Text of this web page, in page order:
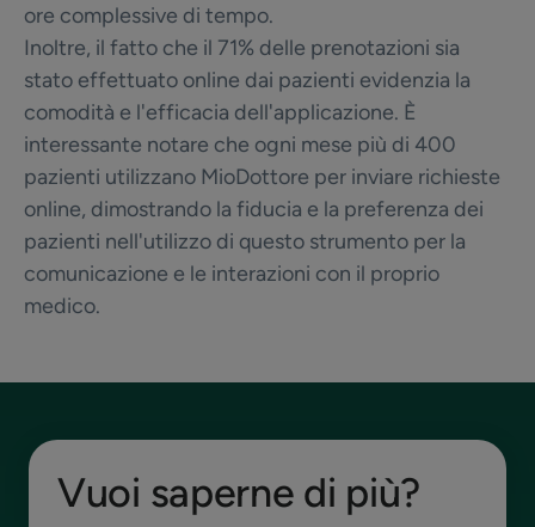
ore complessive di tempo.
Inoltre, il fatto che il 71% delle prenotazioni sia
stato effettuato online dai pazienti evidenzia la
comodità e l'efficacia dell'applicazione. È
interessante notare che ogni mese più di 400
pazienti utilizzano MioDottore per inviare richieste
online, dimostrando la fiducia e la preferenza dei
pazienti nell'utilizzo di questo strumento per la
comunicazione e le interazioni con il proprio
medico.
Vuoi saperne di più?